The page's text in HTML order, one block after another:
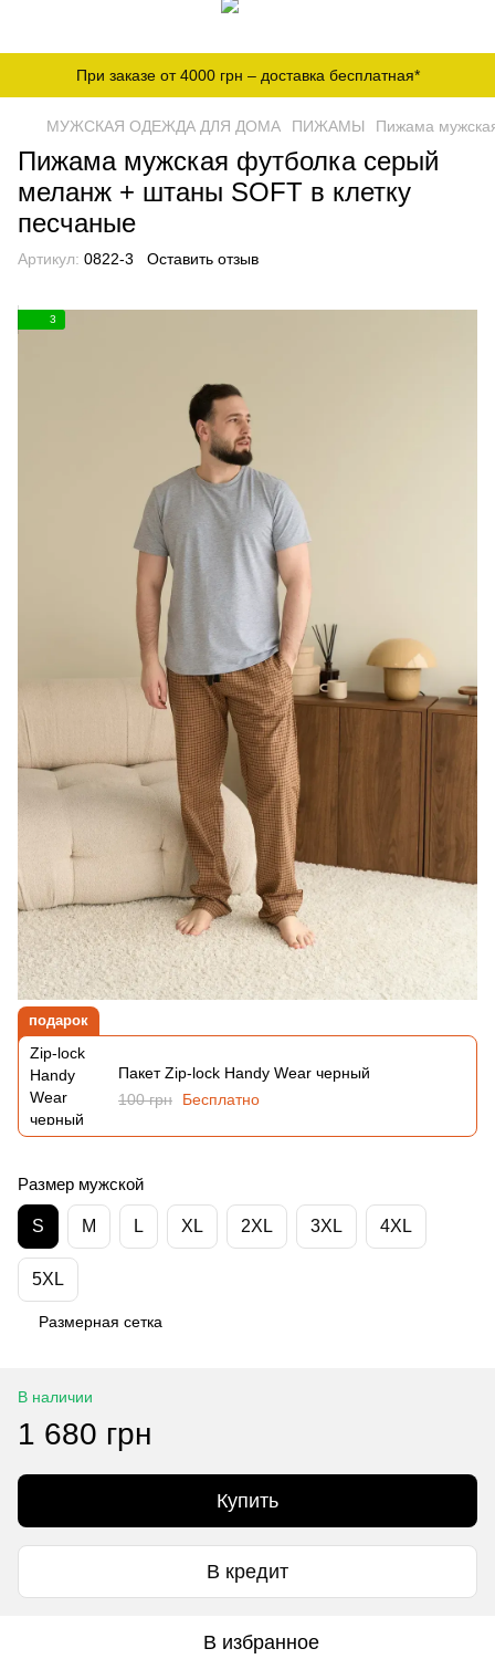
При заказе от 4000 грн – доставка бесплатная*
МУЖСКАЯ ОДЕЖДА ДЛЯ ДОМА ПИЖАМЫ Пижама
Пижама мужская футболка серый
меланж + штаны SOFT в клетку
песчаные
Артикул: 0822-3 Оставить отзыв
3
подарок
Пакет Zip-lock Handy Wear черный
100 грн
Бесплатно
Размер мужской
S M L XL 2XL 3XL 4XL
5XL
Размерная сетка
В наличии
1 680 грн
Купить
В кредит
В избранное